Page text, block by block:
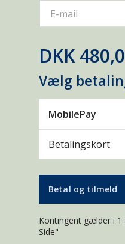
E-mail
DKK
Vælg
MobilePay
Betalingskort
Betal og tilmeld
Kontingent gælder i 1
Side"